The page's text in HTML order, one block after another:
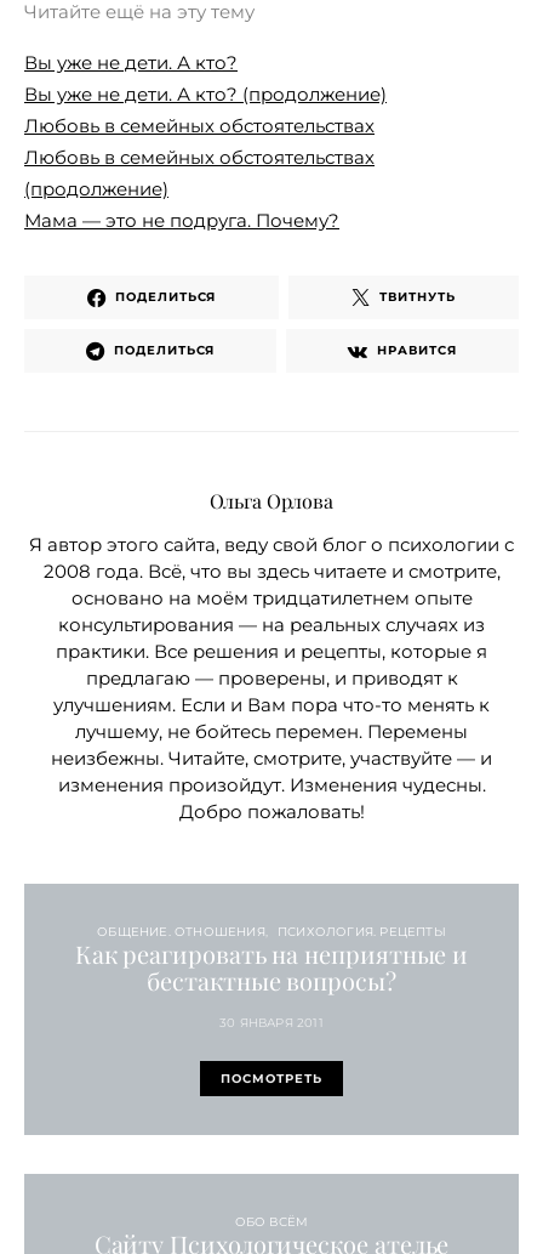
Читайте ещё на эту тему
Вы уже не дети. А кто?
Вы уже не дети. А кто? (продолжение)
Любовь в семейных обстоятельствах
Любовь в семейных обстоятельствах
(продолжение)
Мама — это не подруга. Почему?
ПОДЕЛИТЬСЯ ТВИТНУТЬ
ПОДЕЛИТЬСЯ НРАВИТСЯ
Ольга Орлова
Я автор этого сайта, веду свой блог о психологии с
2008 года. Всё, что вы здесь читаете и смотрите,
основано на моём тридцатилетнем опыте
консультирования — на реальных случаях из
практики. Все решения и рецепты, которые я
предлагаю — проверены, и приводят к
улучшениям. Если и Вам пора что-то менять к
лучшему, не бойтесь перемен. Перемены
неизбежны. Читайте, смотрите, участвуйте — и
изменения произойдут. Изменения чудесны.
Добро пожаловать!
ОБЩЕНИЕ. ОТНОШЕНИЯ ПСИХОЛОГИЯ. РЕЦЕПТЫ
Как реагировать на неприятные и
бестактные вопросы?
30 ЯНВАРЯ 2011
ПОСМОТРЕТЬ
ОБО ВСЁМ
Сайту Психологическое ателье